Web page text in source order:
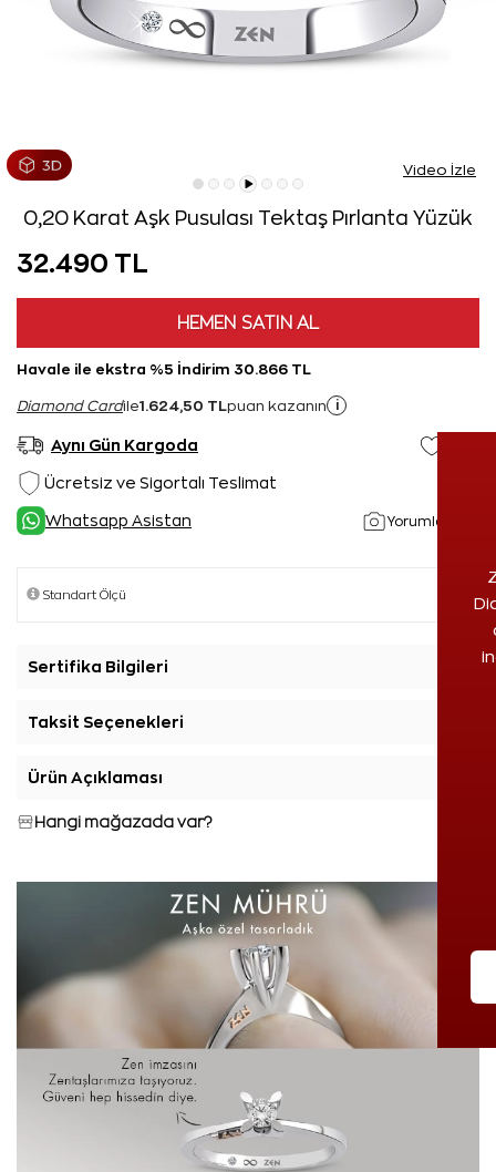
Video İzle
0,20 Karat Aşk Pusulası Tektaş Pırlanta Yüzük
32.490 TL
HEMEN SATIN AL
Havale ile ekstra %5 İndirim 30.866 TL
Diamond Cardile1.624,50 TL puan kazanın i
Aynı Gün Kargoda
Ücretsiz ve Sigortalı Teslimat
Whatsapp Asistan Yorumlar(2)
Sertifika Bilgileri
Taksit Seçenekleri
Ürün Açıklaması
Hangi mağazada var?